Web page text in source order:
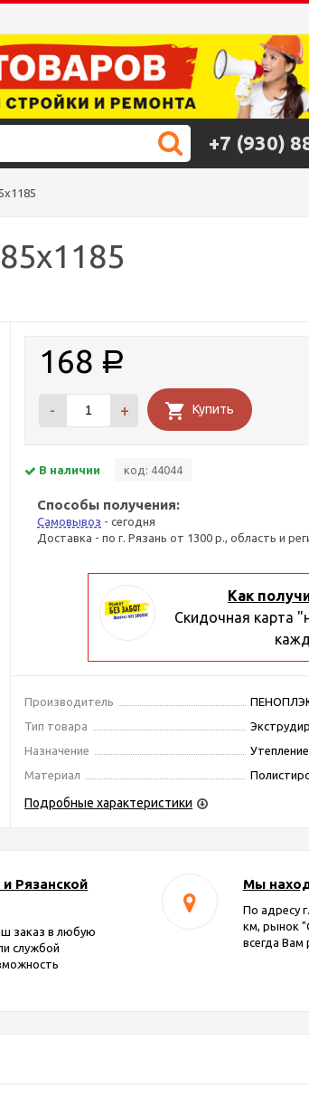
+7 (930)
168 Р
- + Купить
В наличии код: 44044
Способы получения:
Самовывоз - сегодня
Доставка - по г. Рязань от 1300 р., область и
Как
Скидочная карта
Производитель
Тип товара
Назначение
Материал
Подробные характеристики
Рязанской
заказ в любую
службой
Мы
По адресу
км, рынок
всегда Вам